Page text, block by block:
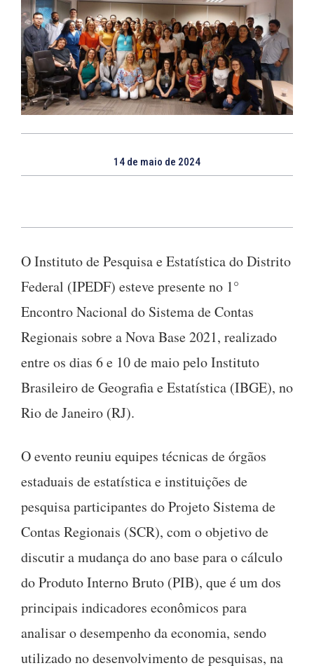
14 de maio de 2024
O Instituto de Pesquisa e Estatística do Distrito
Federal (IPEDF) esteve presente no 1°
Encontro Nacional do Sistema de Contas
Regionais sobre a Nova Base 2021, realizado
entre os dias 6 e 10 de maio pelo Instituto
Brasileiro de Geografia e Estatística (IBGE), no
Rio de Janeiro (RJ).
O evento reuniu equipes técnicas de órgãos
estaduais de estatística e instituições de
pesquisa participantes do Projeto Sistema de
Contas Regionais (SCR), com o objetivo de
discutir a mudança do ano base para o cálculo
do Produto Interno Bruto (PIB), que é um dos
principais indicadores econômicos para
analisar o desempenho da economia, sendo
utilizado no desenvolvimento de pesquisas, na